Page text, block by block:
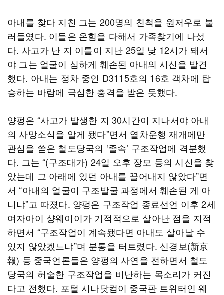
아내를 찾다 지친 그는 200명의 친척을 원저우로 불
러들였다. 이들은 온힘을 다해서 가족찾기에 나섰
다. 사고가 난 지 이틀이 지난 25일 낮 12시가 돼서
야 그는 얼굴이 심하게 훼손된 아내의 시신을 발견
했다. 아내는 정차 중인 D3115호의 16호 객차에 탑
승하는 바람에 극심한 충격을 받은 듯했다.
양펑은 “사고가 발생한 지 30시간이 지나서야 아내
의 사망소식을 알게 됐다”면서 열차운행 재개에만
관심을 쏟은 철도당국의 ‘졸속’ 구조작업에 격분했
다. 그는 “(구조대가) 24일 오후 장모 등의 시신을 찾
았는데 그 아래에 있던 아내를 끌어내지 않았다”면
서 “아내의 얼굴이 구조발굴 과정에서 훼손된 게 아
니냐”고 따졌다. 양펑은 구조작업 종료선언 이후 2세
여자아이 샹웨이이가 기적적으로 살아난 점을 지적
하면서 “구조작업이 계속됐다면 아내도 살아날 수
있지 않았겠느냐”며 분통을 터트렸다. 신경보(新京
報) 등 중국언론들은 양펑의 사연을 전하면서 철도
당국의 허술한 구조작업을 비난하는 목소리가 커진
다고 전했다. 포털 시나닷컴이 중국판 트위터인 웨